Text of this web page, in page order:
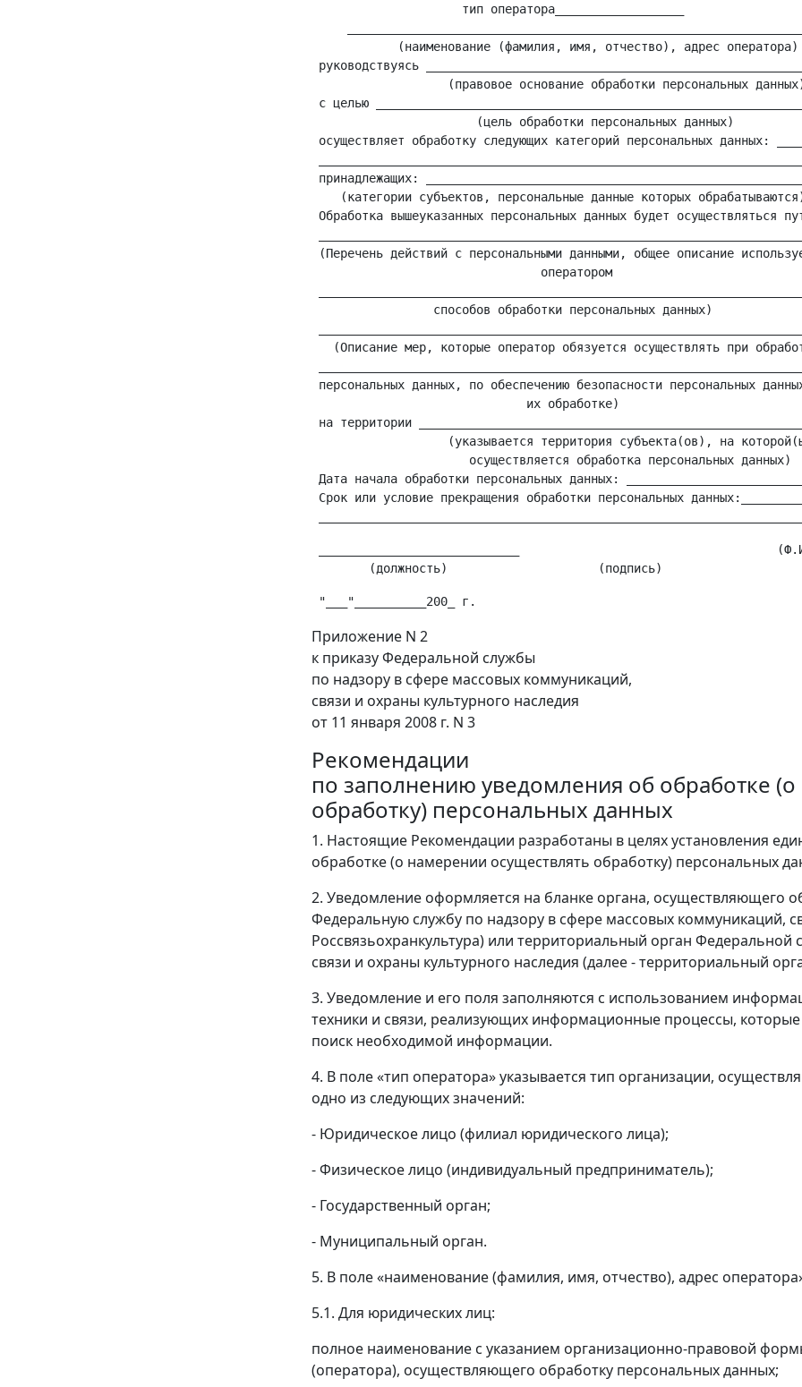
                     тип оператора__________________
            (наименование (фамилия, имя, отчество), адрес оператора)
руководствуясь
(правовое основание обработки персональных
с целью
                       (цель обработки персональных данных)
осуществляет обработку следующих категорий персональных данных:
принадлежащих:
(категории субъектов, персональные данные которых
Обработка вышеуказанных персональных данных будет осуществляться
(Перечень действий с персональными данными, общее описание
                                оператором
                 способов обработки персональных данных)
(Описание мер, которые оператор обязуется осуществлять при
персональных данных, по обеспечению безопасности персональных
                              их обработке)
на территории
(указывается территория субъекта(ов), на
                      осуществляется обработка персональных данных)
Дата начала обработки персональных данных:
Срок или условие прекращения обработки персональных
____________________________
Приложение N 2
к приказу Федеральной службы
по надзору в сфере массовых коммуникаций,
связи и охраны культурного наследия
от 11 января 2008 г. N 3
Рекомендации
по заполнению уведомления об обработке
обработку) персональных данных
1. Настоящие Рекомендации разработаны в целях установления
обработке (о намерении осуществлять обработку) персональных
2. Уведомление оформляется на бланке органа, осуществляющего
Федеральную службу по надзору в сфере массовых коммуникаций,
Россвязьохранкультура) или территориальный орган
связи и охраны культурного наследия (далее - территориальный
3. Уведомление и его поля заполняются с использованием
техники и связи, реализующих информационные процессы,
поиск необходимой информации.
4. В поле «тип оператора» указывается тип организации,
одно из следующих значений:
- Юридическое лицо (филиал юридического лица);
- Физическое лицо (индивидуальный предприниматель);
- Государственный орган;
- Муниципальный орган.
5. В поле «наименование (фамилия, имя, отчество), адрес
5.1. Для юридических лиц:
полное наименование с указанием организационно-правовой
(оператора), осуществляющего обработку персональных данных;